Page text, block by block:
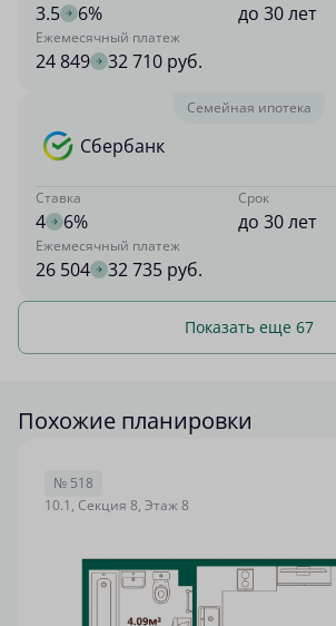
3.5 6% до 30 лет
Ежемесячный платеж
24 849 32 710 руб.
Семейная ипотека
Сбербанк
Ставка
4 6%
Срок
до 30 лет
Ежемесячный платеж
26 504 32 735 руб.
Показать еще 67
Похожие планировки
№ 518
10.1, Секция 8, Этаж 8